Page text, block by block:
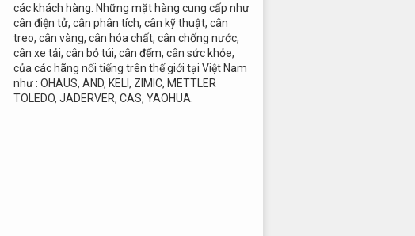
các khách hàng. Những mặt hàng cung cấp như
cân điện tử, cân phân tích, cân kỹ thuật, cân
treo, cân vàng, cân hóa chất, cân chống nước,
cân xe tải, cân bỏ túi, cân đếm, cân sức khỏe,
của các hãng nổi tiếng trên thế giới tại Việt Nam
như : OHAUS, AND, KELI, ZIMIC, METTLER
TOLEDO, JADERVER, CAS, YAOHUA.